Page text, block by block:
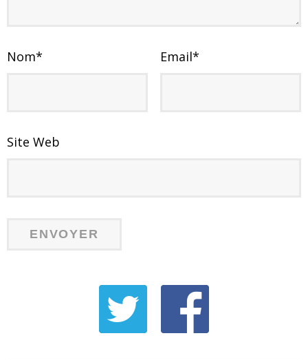
Nom* Email*
Site Web